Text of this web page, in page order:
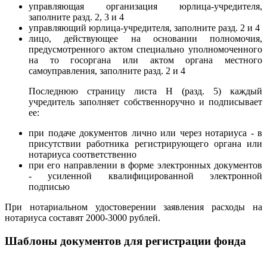
управляющая организация юрлица-учредителя,
заполните разд. 2, 3 и 4
управляющий юрлица-учредителя, заполните разд. 2 и 4
лицо, действующее на основании полномочия,
предусмотренного актом специально уполномоченного
на то госоргана или актом органа местного
самоуправления, заполните разд. 2 и 4
Последнюю страницу листа Н (разд. 5) каждый
учредитель заполняет собственноручно и подписывает
ее:
при подаче документов лично или через нотариуса - в
присутствии работника регистрирующего органа или
нотариуса соответственно
при его направлении в форме электронных документов
- усиленной квалифицированной электронной
подписью
При нотариальном удостоверении заявления расходы на
нотариуса составят 2000-3000 рублей.
Шаблоны документов для регистрации фонда